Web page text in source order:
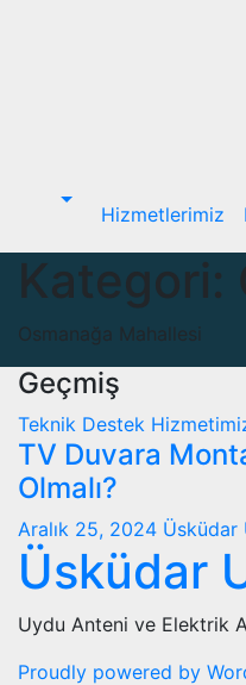
Hizmetlerimiz
Kategori:
Osmanağa Mahallesi
Geçmiş
Teknik Destek
TV Duvara
Olmalı?
Aralık 25, 2024 Üsküdar
Üsküdar
Uydu Anteni ve Elektrik
Proudly powered by